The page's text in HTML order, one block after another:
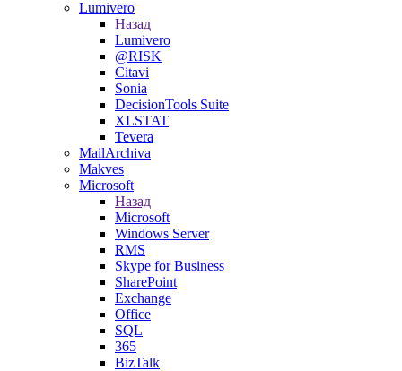
Lumivero
Назад
Lumivero
@RISK
Citavi
Sonia
DecisionTools Suite
XLSTAT
Tevera
MailArchiva
Makves
Microsoft
Назад
Microsoft
Windows Server
RMS
Skype for Business
SharePoint
Exchange
Office
SQL
365
BizTalk